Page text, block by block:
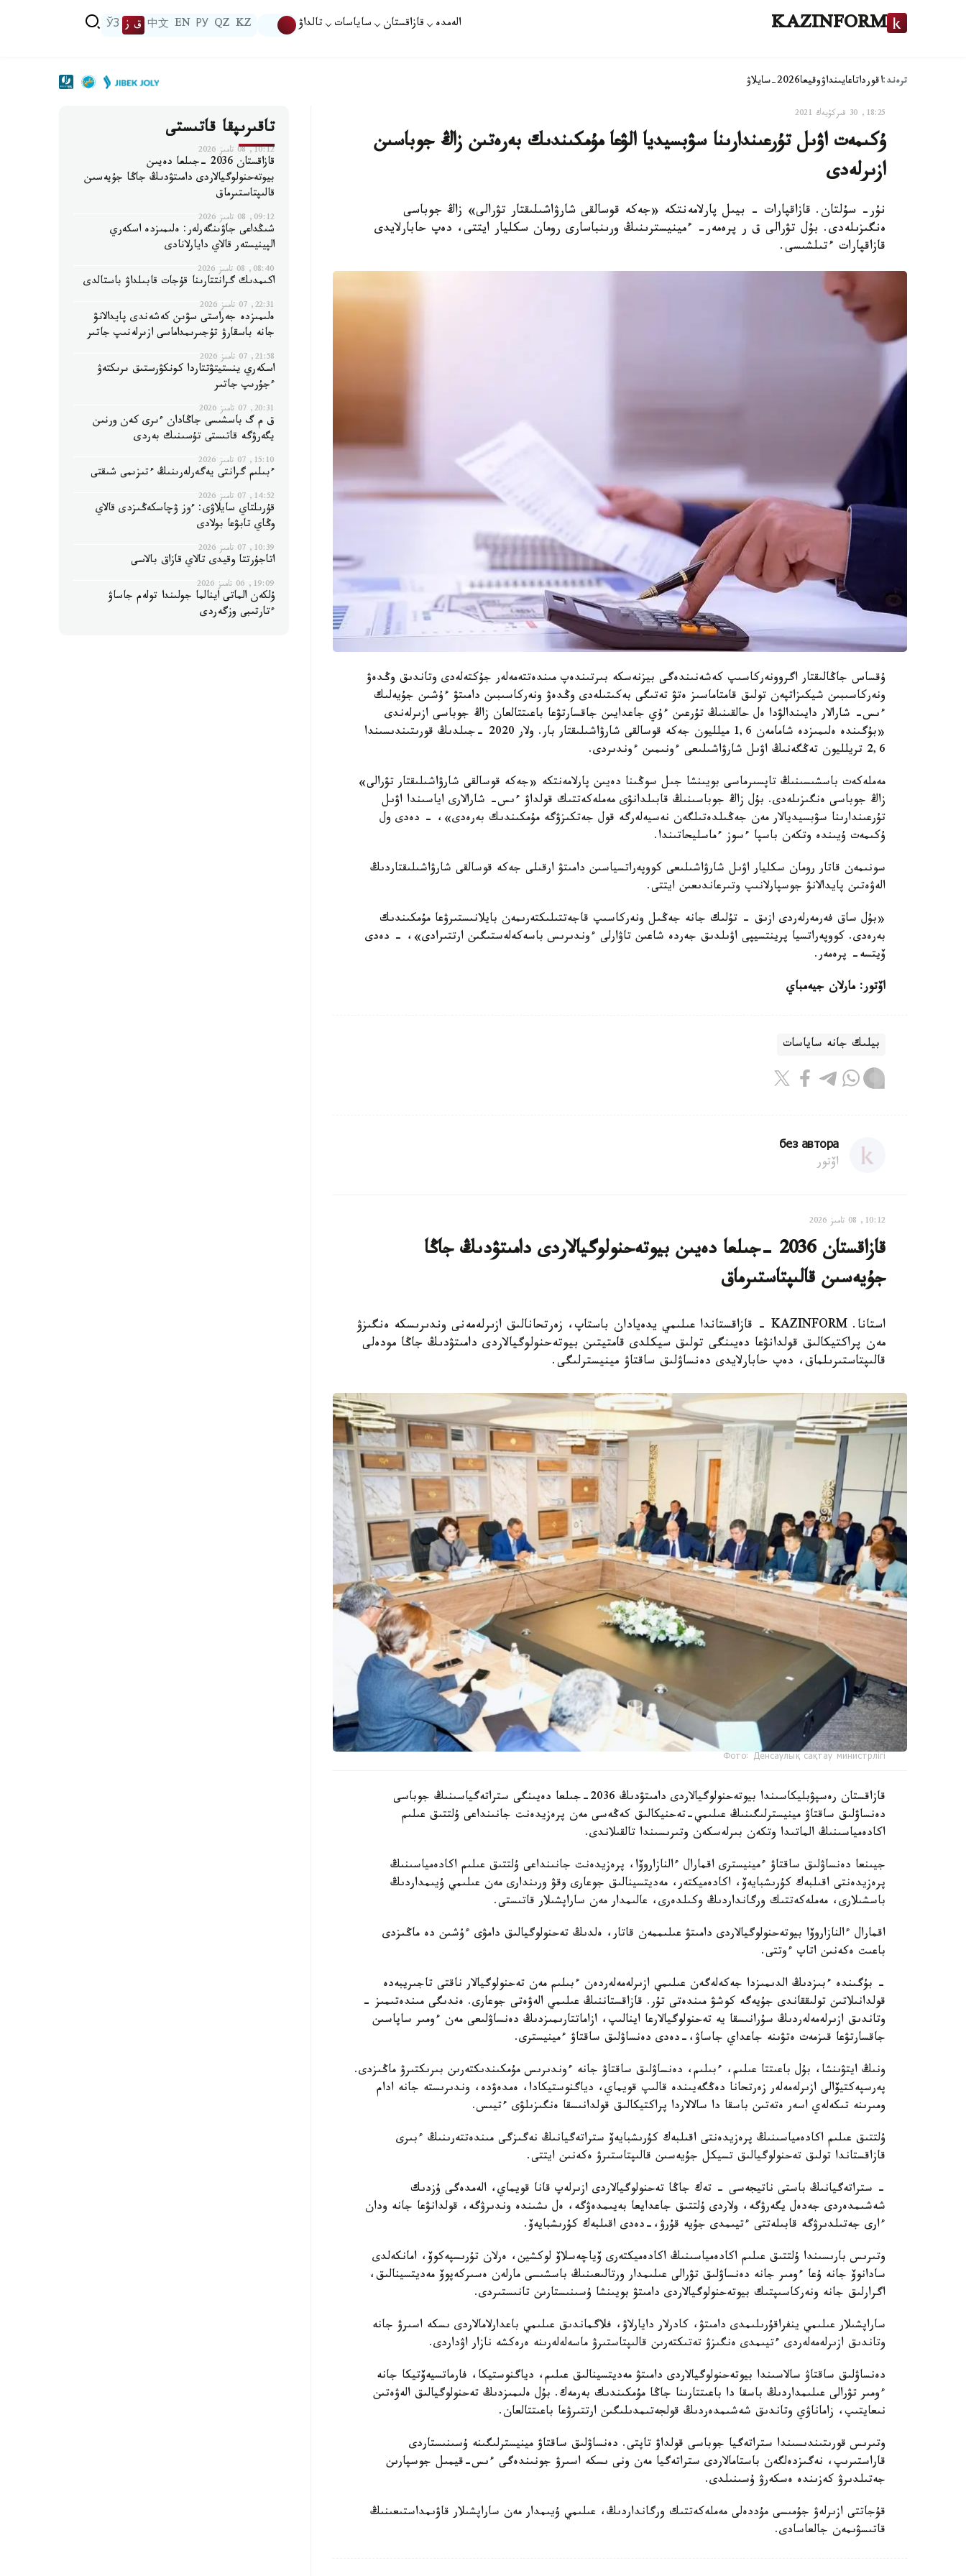
KAZINFORM الەمدە قازاقستان ساياسات تالداۋ KZ
QZ
РУ
EN
中文 ق ز ЎЗ
ترەند:اقورداتاعايىنداۋوقيعا2026-سايلاۋ
18:25, 30 قىركۇيەك 2021
ۇكىمەت اۋىل تۇرعىندارىنا سۋبسيديا الۋعا مۇمكىندىك بەرەتىن زاڭ جوباسىن
ازىرلەدى
نۇر- سۇلتان. قازاقپارات - بيىل پارلامەنتكە «جەكە قوسالقى شارۋاشىلىقتار تۋرالى» زاڭ جوباسى
ەنگىزىلەدى. بۇل تۋرالى ق ر پرەمەر- ءمينيسترىنىڭ ورىنباسارى رومان سكليار ايتتى، دەپ حابارلايدى
قازاقپارات ءتىلشىسى.
ۇقساس جاڭالىقتار اگروونەركاسىپ كەشەنىندەگى بيزنەسكە بىرتىندەپ مىندەتتەمەلەر جۇكتەلەدى وتاندىق وڭدەۋ
ونەركاسىبىن شيكىزاتپەن تولىق قامتاماسىز ەتۋ تەتىگى بەكىتىلەدى وڭدەۋ ونەركاسىبىن دامىتۋ ءۇشىن جۇيەلىك
ءىس- شارالار دايىندالۋدا ەل حالقىنىڭ تۇرعىن ءۇي جاعدايىن جاقسارتۋعا باعىتتالعان زاڭ جوباسى ازىرلەندى
«بۇگىندە ەلىمىزدە شامامەن 1,6 ميلليون جەكە قوسالقى شارۋاشىلىقتار بار. ولار 2020 -جىلدىڭ قورىتىندىسىندا
2,6 تريلليون تەڭگەنىڭ اۋىل شارۋاشىلىعى ءونىمىن ءوندىردى.
مەملەكەت باسشىسىنىڭ تاپسىرماسى بويىنشا جىل سوڭىنا دەيىن پارلامەنتكە «جەكە قوسالقى شارۋاشىلىقتار تۋرالى»
زاڭ جوباسى ەنگىزىلەدى. بۇل زاڭ جوباسىنىڭ قابىلدانۋى مەملەكەتتىك قولداۋ ءىس- شارالارى اياسىندا اۋىل
تۇرعىندارىنا سۋبسيديالار مەن جەڭىلدەتىلگەن نەسيەلەرگە قول جەتكىزۋگە مۇمكىندىك بەرەدى»، - دەدى ول
ۇكىمەت ۇيىندە وتكەن باسپا ءسوز ءماسليحاتىندا.
سونىمەن قاتار رومان سكليار اۋىل شارۋاشىلىعى كووپەراتسياسىن دامىتۋ ارقىلى جەكە قوسالقى شارۋاشىلىقتاردىڭ
الەۋەتىن پايدالانۋ جوسپارلانىپ وتىرعاندىعىن ايتتى.
«بۇل ساق فەرمەرلەردى ازىق - تۇلىك جانە جەڭىل ونەركاسىپ قاجەتتىلىكتەرىمەن بايلانىستىرۋعا مۇمكىندىك
بەرەدى. كووپەراتسيا پرينتسيپى اۋىلدىق جەردە شاعىن تاۋارلى ءوندىرىس باسەكەلەستىگىن ارتتىرادى»، - دەدى
ۆيتسە- پرەمەر.
اۆتور: مارلان جيەمباي
بيلىك جانە ساياسات
без автора
اۆتور
10:12, 08 تامىز 2026
قازاقستان 2036 -جىلعا دەيىن بيوتەحنولوگيالاردى دامىتۋدىڭ جاڭا
جۇيەسىن قالىپتاستىرماق
استانا. KAZINFORM - قازاقستاندا عىلىمي يدەيادان باستاپ، زەرتحانالىق ازىرلەمەنى وندىرىسكە ەنگىزۋ
مەن پراكتيكالىق قولدانۋعا دەيىنگى تولىق سيكلدى قامتيتىن بيوتەحنولوگيالاردى دامىتۋدىڭ جاڭا مودەلى
قالىپتاستىرىلماق، دەپ حابارلايدى دەنساۋلىق ساقتاۋ مينيسترلىگى.
Фото: Денсаулық сақтау министрлігі
قازاقستان رەسپۋبليكاسىندا بيوتەحنولوگيالاردى دامىتۋدىڭ 2036-جىلعا دەيىنگى ستراتەگياسىنىڭ جوباسى
دەنساۋلىق ساقتاۋ مينيسترلىگىنىڭ عىلىمي-تەحنيكالىق كەڭەسى مەن پرەزيدەنت جانىنداعى ۇلتتىق عىلىم
اكادەمياسىنىڭ الماتىدا وتكەن بىرلەسكەن وتىرىسىندا تالقىلاندى.
جيىنعا دەنساۋلىق ساقتاۋ ءمينيسترى اقمارال ءالنازاروۆا، پرەزيدەنت جانىنداعى ۇلتتىق عىلىم اكادەمياسىنىڭ
پرەزيدەنتى اقىلبەك كۇرىشبايەۆ، اكادەميكتەر، مەديتسينالىق جوعارى وقۋ ورىندارى مەن عىلىمي ۇيىمداردىڭ
باسشىلارى، مەملەكەتتىك ورگانداردىڭ وكىلدەرى، عالىمدار مەن ساراپشىلار قاتىستى.
اقمارال ءالنازاروۆا بيوتەحنولوگيالاردى دامىتۋ عىلىممەن قاتار، ەلدىڭ تەحنولوگيالىق دامۋى ءۇشىن دە ماڭىزدى
باعىت ەكەنىن اتاپ ءوتتى.
- بۇگىندە ءبىزدىڭ الدىمىزدا جەكەلەگەن عىلىمي ازىرلەمەلەردەن ءبىلىم مەن تەحنولوگيالار ناقتى تاجىريبەدە
قولدانىلاتىن تولىققاندى جۇيەگە كوشۋ مىندەتى تۇر. قازاقستاننىڭ عىلىمي الەۋەتى جوعارى. ەندىگى مىندەتىمىز -
وتاندىق ازىرلەمەلەردىڭ سۇرانىسقا يە تەحنولوگيالارعا اينالىپ، ازاماتتارىمىزدىڭ دەنساۋلىعى مەن ءومىر ساپاسىن
جاقسارتۋعا قىزمەت ەتۋىنە جاعداي جاساۋ،-دەدى دەنساۋلىق ساقتاۋ ءمينيسترى.
ونىڭ ايتۋىنشا، بۇل باعىتتا عىلىم، ءبىلىم، دەنساۋلىق ساقتاۋ جانە ءوندىرىس مۇمكىندىكتەرىن بىرىكتىرۋ ماڭىزدى.
پەرسپەكتيۆالى ازىرلەمەلەر زەرتحانا دەڭگەيىندە قالىپ قويماي، دياگنوستيكادا، ەمدەۋدە، وندىرىستە جانە ادام
ومىرىنە تىكەلەي اسەر ەتەتىن باسقا دا سالالاردا پراكتيكالىق قولدانىسقا ەنگىزىلۋى ءتيىس.
ۇلتتىق عىلىم اكادەمياسىنىڭ پرەزيدەنتى اقىلبەك كۇرىشبايەۆ ستراتەگيانىڭ نەگىزگى مىندەتتەرىنىڭ ءبىرى
قازاقستاندا تولىق تەحنولوگيالىق تسيكل جۇيەسىن قالىپتاستىرۋ ەكەنىن ايتتى.
- ستراتەگيانىڭ باستى ناتيجەسى - تەك جاڭا تەحنولوگيالاردى ازىرلەپ قانا قويماي، الەمدەگى ۇزدىك
شەشىمدەردى جەدەل يگەرۋگە، ولاردى ۇلتتىق جاعدايعا بەيىمدەۋگە، ەل ىشىندە وندىرۋگە، قولدانۋعا جانە ودان
ءارى جەتىلدىرۋگە قابىلەتتى ءتيىمدى جۇيە قۇرۋ،-دەدى اقىلبەك كۇرىشبايەۆ.
وتىرىس بارىسىندا ۇلتتىق عىلىم اكادەمياسىنىڭ اكادەميكتەرى ۆياچەسلاۆ لوكشين، ەرلان تۇرىسپەكوۆ، امانكەلدى
سادانوۆ جانە ۇعا ءومىر جانە دەنساۋلىق تۋرالى عىلىمدار ورتالىعىنىڭ باسشىسى مارلەن ەسىركەپوۆ مەديتسينالىق،
اگرارلىق جانە ونەركاسىپتىك بيوتەحنولوگيالاردى دامىتۋ بويىنشا ۇسىنىستارىن تانىستىردى.
ساراپشىلار عىلىمي ينفراقۇرىلىمدى دامىتۋ، كادرلار دايارلاۋ، فلاگماندىق عىلىمي باعدارلامالاردى ىسكە اسىرۋ جانە
وتاندىق ازىرلەمەلەردى ءتيىمدى ەنگىزۋ تەتىكتەرىن قالىپتاستىرۋ ماسەلەلەرىنە ەرەكشە نازار اۋداردى.
دەنساۋلىق ساقتاۋ سالاسىندا بيوتەحنولوگيالاردى دامىتۋ مەديتسينالىق عىلىم، دياگنوستيكا، فارماتسيەۆتيكا جانە
ءومىر تۋرالى عىلىمداردىڭ باسقا دا باعىتتارىنا جاڭا مۇمكىندىك بەرمەك. بۇل ەلىمىزدىڭ تەحنولوگيالىق الەۋەتىن
نىعايتىپ، زاماناۋي وتاندىق شەشىمدەردىڭ قولجەتىمدىلىگىن ارتتىرۋعا باعىتتالعان.
وتىرىس قورىتىندىسىندا ستراتەگيا جوباسى قولداۋ تاپتى. دەنساۋلىق ساقتاۋ مينيسترلىگىنە ۇسىنىستاردى
قاراستىرىپ، نەگىزدەلگەن باستامالاردى ستراتەگيا مەن ونى ىسكە اسىرۋ جونىندەگى ءىس-قيمىل جوسپارىن
جەتىلدىرۋ كەزىندە ەسكەرۋ ۇسىنىلدى.
قۇجاتتى ازىرلەۋ جۇمىسى مۇددەلى مەملەكەتتىك ورگانداردىڭ، عىلىمي ۇيىمدار مەن ساراپشىلار قاۋىمداستىعىنىڭ
قاتىسۋىمەن جالعاسادى.
تاقىرىپقا قاتىستى
10:12, 08 تامىز 2026
قازاقستان 2036 -جىلعا دەيىن
بيوتەحنولوگيالاردى دامىتۋدىڭ جاڭا جۇيەسىن
قالىپتاستىرماق
09:12, 08 تامىز 2026
شىڭداعى جاۋىنگەرلەر: ەلىمىزدە اسكەري
الپينيستەر قالاي دايارلانادى
08:40, 08 تامىز 2026
اكىمدىك گرانتتارىنا قۇجات قابىلداۋ باستالدى
22:31, 07 تامىز 2026
ەلىمىزدە جەراستى سۋىن كەشەندى پايدالانۋ
جانە باسقارۋ تۇجىرىمداماسى ازىرلەنىپ جاتىر
21:58, 07 تامىز 2026
اسكەري ينستيتۋتتاردا كونكۋرستىق ىرىكتەۋ
ءجۇرىپ جاتىر
20:31, 07 تامىز 2026
ق م گ باسشىسى جاڭادان ءىرى كەن ورنىن
يگەرۋگە قاتىستى تۇسىنىك بەردى
15:10, 07 تامىز 2026
ءبىلىم گرانتى يەگەرلەرىنىڭ ءتىزىمى شىقتى
14:52, 07 تامىز 2026
قۇرىلتاي سايلاۋى: ءوز ۋچاسكەڭىزدى قالاي
وڭاي تابۋعا بولادى
10:39, 07 تامىز 2026
اتاجۇرتتا وقيدى تالاي قازاق بالاسى
19:09, 06 تامىز 2026
ۇلكەن الماتى اينالما جولىندا تولەم جاساۋ
ءتارتىبى وزگەردى